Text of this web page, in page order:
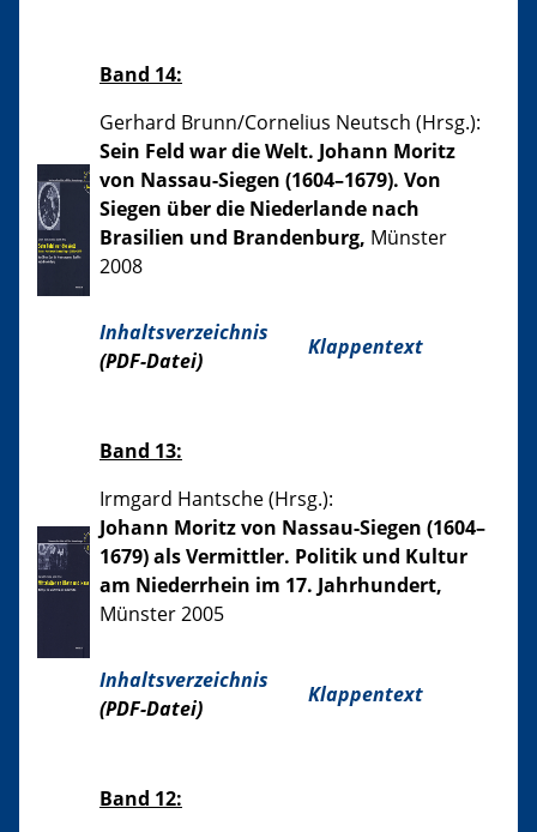
Band 14:
Gerhard Brunn/Cornelius Neutsch (Hrsg.):
Sein Feld war die Welt. Johann Moritz
von Nassau-Siegen (1604–1679). Von
Siegen über die Niederlande nach
Brasilien und Brandenburg, Münster
2008
Inhaltsverzeichnis
(PDF-Datei)
Klappentext
Band 13:
Irmgard Hantsche (Hrsg.):
Johann Moritz von Nassau-Siegen (1604–
1679) als Vermittler. Politik und Kultur
am Niederrhein im 17. Jahrhundert,
Münster 2005
Inhaltsverzeichnis
(PDF-Datei)
Klappentext
Band 12: